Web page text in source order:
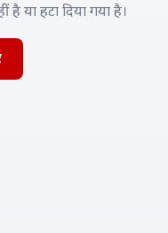
या हटा दिया गया है।